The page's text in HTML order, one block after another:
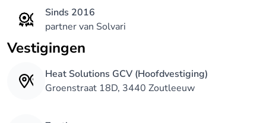
Sinds 2016
partner van Solvari
Vestigingen
Heat Solutions GCV (Hoofdvestiging)
Groenstraat 18D, 3440 Zoutleeuw